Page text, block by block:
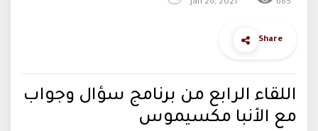
Jan 26, 2021 685
Share
اللقاء الرابع من برنامج سؤال وجواب
مع الأنبا مكسيموس